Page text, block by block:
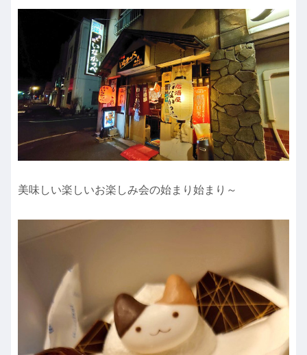
美味しい楽しいお楽しみ会の始まり始まり～